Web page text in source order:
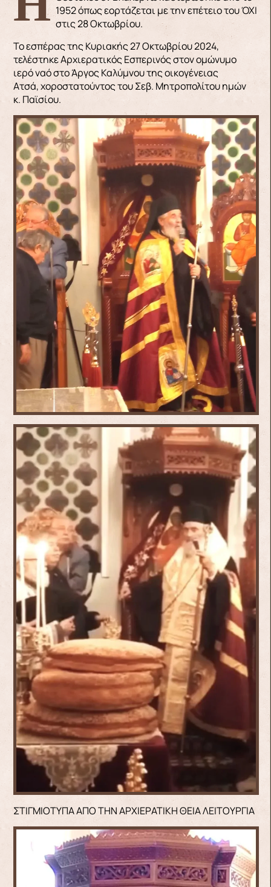
1952 όπως εορτάζεται με την επέτειο του ΌΧΙ
στις 28 Οκτωβρίου.
Το εσπέρας της Κυριακής 27 Οκτωβρίου 2024,
τελέστηκε Αρχιερατικός Εσπερινός στον ομώνυμο
ιερό ναό στο Άργος Καλύμνου της οικογένειας
Ατσά, χοροστατούντος του Σεβ. Μητροπολίτου ημών
κ. Παϊσίου.
ΣΤΙΓΜΙΟΤΥΠΑ ΑΠΟ ΤΗΝ ΑΡΧΙΕΡΑΤΙΚΗ ΘΕΙΑ ΛΕΙΤΟΥΡΓΙΑ